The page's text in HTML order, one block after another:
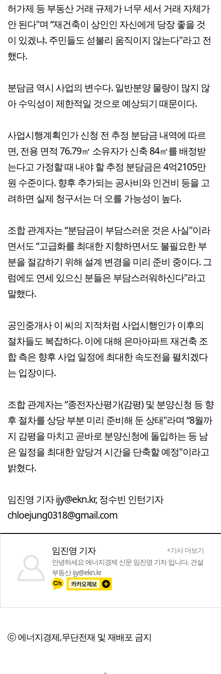
허가제 등 부동산 거래 규제가 너무 세서 거래 자체가
안 된다"며 “재건축이 상인인 자신에게 당장 좋을 것
이 있겠냐. 주민들도 섣불리 움직이지 않는다"라고 전
했다.
분담금 역시 사업의 변수다. 일반분양 물량이 많지 않
아 수익성이 제한적일 것으로 예상되기 때문이다.
사업시행계획인가 신청 전 추정 분담금 내역에 따르
면, 전용 면적 76.79㎡ 소유자가 신축 84㎡를 배정받
는다고 가정할 때 내야 할 추정 분담금은 4억2105만
원 수준이다. 향후 추가되는 공사비와 인건비 등을 고
려하면 실제 청구서는 더 오를 가능성이 높다.
조합 관계자는 “분담금이 부담스러운 것은 사실"이라
면서도 “고급화를 최대한 지향하면서도 불필요한 부
분을 절감하기 위해 설계 변경을 미리 준비 중이다. 그
럼에도 연세 있으신 분들은 부담스러워하신다"라고
말했다.
공인중개사 이 씨의 지적처럼 사업시행인가 이후의
절차들도 복잡하다. 이에 대해 은마아파트 재건축 조
합 측은 향후 사업 일정에 최대한 속도전을 펼치겠다
는 입장이다.
조합 관계자는 “종전자산평가(감평) 및 분양신청 등 향
후 절차를 상당 부분 미리 준비해 둔 상태"라며 “8월까
지 감평을 마치고 곧바로 분양신청에 돌입하는 등 남
은 일정을 최대한 앞당겨 시간을 단축할 예정"이라고
밝혔다.
임진영 기자 ijy@ekn.kr, 정수빈 인턴기자
chloejung0318@gmail.com
임진영 기자
+기사 더보기
안녕하세요 에너지경제 신문 임진영 기자 입니다. 건설
부동산 ijy@ekn.kr
ⓒ 에너지경제,무단전재 및 재배포 금지